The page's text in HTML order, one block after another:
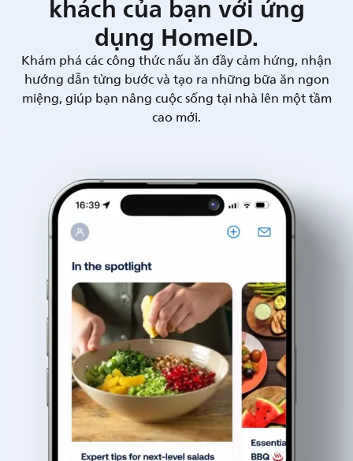
khách của bạn với ứng
dụng HomeID.
Khám phá các công thức nấu ăn đầy cảm hứng, nhận
hướng dẫn từng bước và tạo ra những bữa ăn ngon
miệng, giúp bạn nâng cuộc sống tại nhà lên một tầm
cao mới.